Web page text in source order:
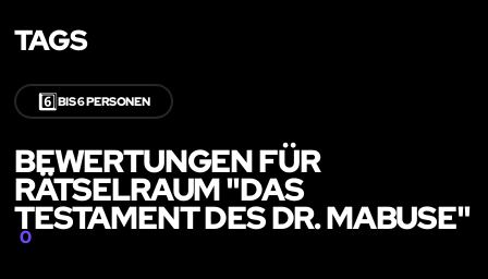
TAGS
6️⃣BIS 6 PERSONEN
BEWERTUNGEN FÜR
RÄTSELRAUM "DAS
TESTAMENT DES DR. MABUSE"
0